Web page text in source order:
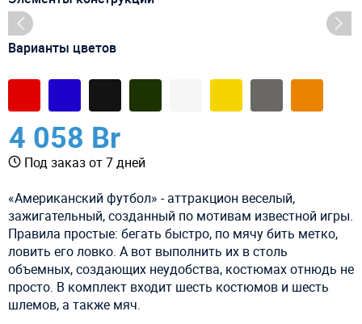
Варианты цветов
4 058 Br
Под заказ от 7 дней
«Американский футбол» - аттракцион веселый,
зажигательный, созданный по мотивам известной игры.
Правила простые: бегать быстро, по мячу бить метко,
ловить его ловко. А вот выполнить их в столь
объемных, создающих неудобства, костюмах отнюдь не
просто. В комплект входит шесть костюмов и шесть
шлемов, а также мяч.